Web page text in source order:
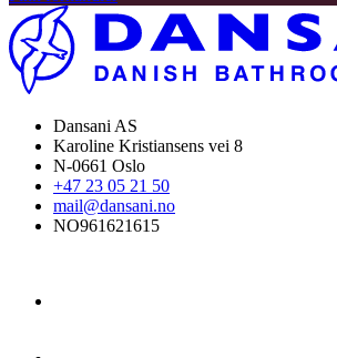
Dansani AS
Karoline Kristiansens vei 8
N-0661 Oslo
+47 23 05 21 50
mail@dansani.no
NO961621615